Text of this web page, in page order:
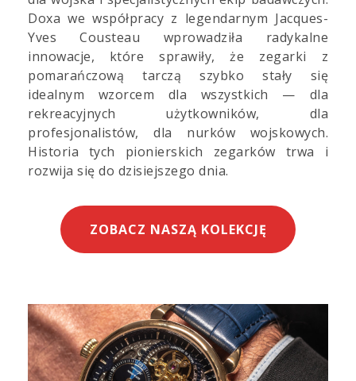
Doxa we współpracy z legendarnym Jacques-
Yves Cousteau wprowadziła radykalne
innowacje, które sprawiły, że zegarki z
pomarańczową tarczą szybko stały się
idealnym wzorcem dla wszystkich — dla
rekreacyjnych użytkowników, dla
profesjonalistów, dla nurków wojskowych.
Historia tych pionierskich zegarków trwa i
rozwija się do dzisiejszego dnia.
ZOBACZ NASZĄ KOLEKCJĘ